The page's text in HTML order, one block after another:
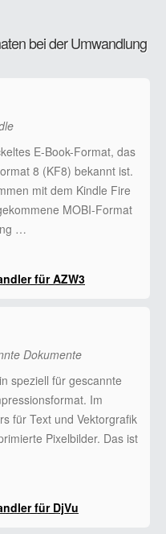
bei der Umwandlung
E-Book-Format, das
8 (KF8) bekannt ist.
mit dem Kindle Fire
MOBI-Format
…
für AZW3
Dokumente
speziell für gescannte
Im
für Text und Vektorgrafik
Pixelbilder. Das ist
für DjVu